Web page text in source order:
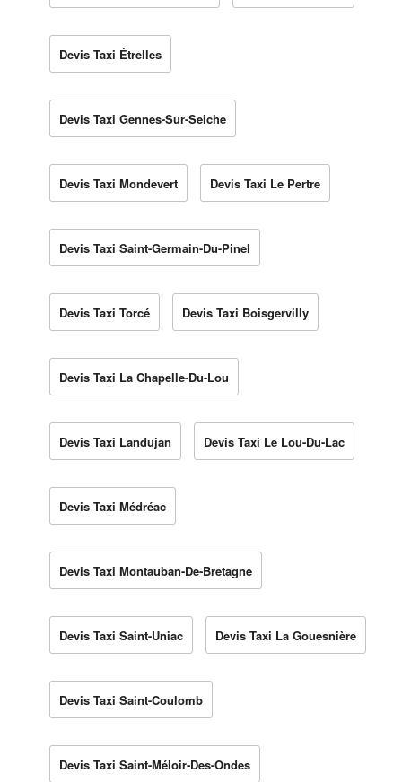
Devis Taxi Étrelles
Devis Taxi Gennes-Sur-Seiche
Devis Taxi Mondevert Devis Taxi Le Pertre
Devis Taxi Saint-Germain-Du-Pinel
Devis Taxi Torcé Devis Taxi Boisgervilly
Devis Taxi La Chapelle-Du-Lou
Devis Taxi Landujan Devis Taxi Le Lou-Du-Lac
Devis Taxi Médréac
Devis Taxi Montauban-De-Bretagne
Devis Taxi Saint-Uniac Devis Taxi La Gouesnière
Devis Taxi Saint-Coulomb
Devis Taxi Saint-Méloir-Des-Ondes